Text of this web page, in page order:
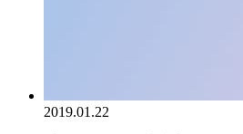
2019.01.22